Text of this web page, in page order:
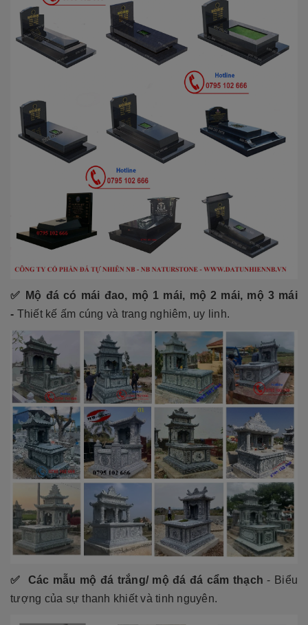
✅ Mộ đá có mái đao, mộ 1 mái, mộ 2 mái, mộ 3 mái
- Thiết kế ấm cúng và trang nghiêm, uy linh.
✅ Các mẫu mộ đá trắng/ mộ đá đá cẩm thạch- Biểu
tượng của sự thanh khiết và tinh nguyên.